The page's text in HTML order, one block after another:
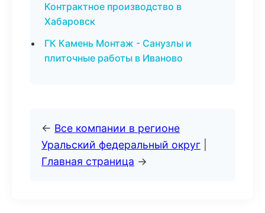
Контрактное производство в
Хабаровск
ГК Камень Монтаж - Санузлы и
плиточные работы в Иваново
← Все компании в регионе
Уральский федеральный округ
Главная страница →